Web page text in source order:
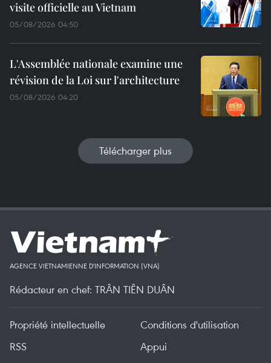
visite officielle au Vietnam
05/08/2026 04:50
L'Assemblée nationale examine une
révision de la Loi sur l'architecture
05/08/2026 04:20
Télécharger plus
AGENCE VIETNAMIENNE D'INFORMATION (VNA)
Rédacteur en chef: TRÂN TIÊN DUÂN
Propriété intellectuelle
Conditions d'utilisation
RSS
Appui